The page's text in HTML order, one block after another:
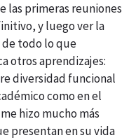
las primeras reuniones
y luego ver la
de todo lo que
otros aprendizajes:
diversidad funcional
como en el
hizo mucho más
presentan en su vida